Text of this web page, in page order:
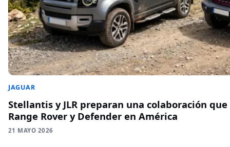
JAGUAR
Stellantis y JLR preparan una colaboración
Range Rover y Defender en América
21 MAYO 2026